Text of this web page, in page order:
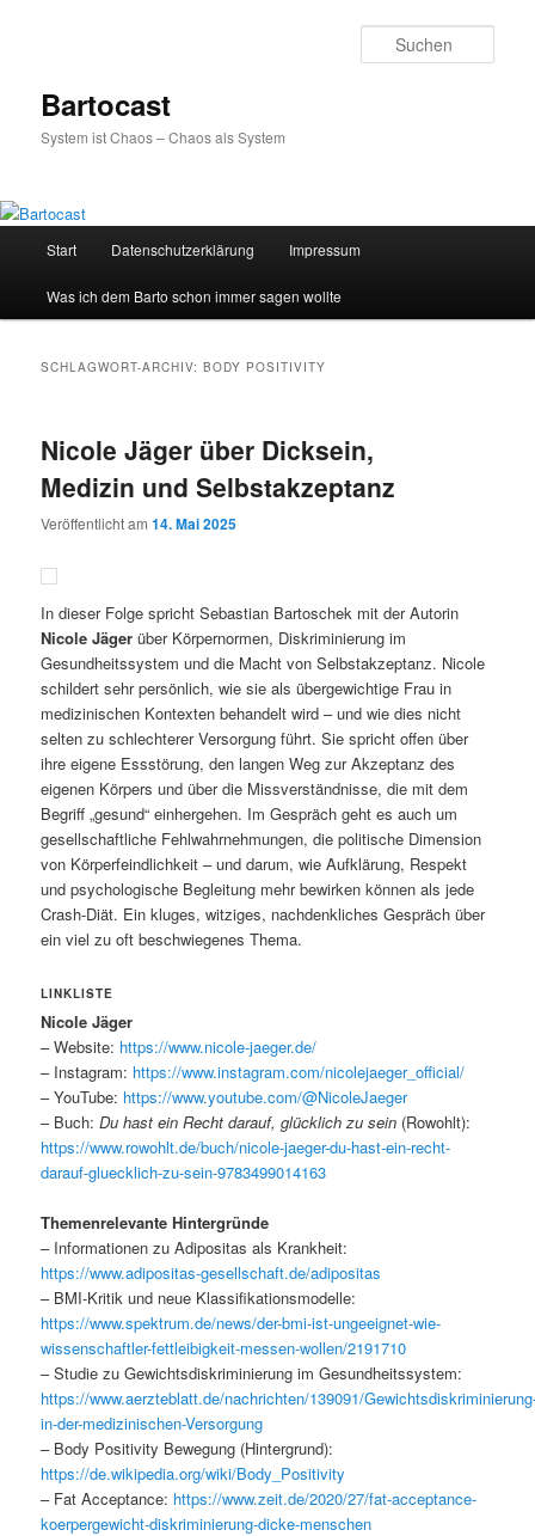
Bartocast
System ist Chaos – Chaos als System
Start Datenschutzerklärung Impressum
Was ich dem Barto schon immer sagen wollte
SCHLAGWORT-ARCHIV:BODY POSITIVITY
Nicole Jäger über Dicksein,
Medizin und Selbstakzeptanz
Veröffentlicht am14. Mai 2025
In dieser Folge spricht Sebastian Bartoschek mit der Autorin
Nicole Jäger über Körpernormen, Diskriminierung im
Gesundheitssystem und die Macht von Selbstakzeptanz. Nicole
schildert sehr persönlich, wie sie als übergewichtige Frau in
medizinischen Kontexten behandelt wird – und wie dies nicht
selten zu schlechterer Versorgung führt. Sie spricht offen über
ihre eigene Essstörung, den langen Weg zur Akzeptanz des
eigenen Körpers und über die Missverständnisse, die mit dem
Begriff „gesund“ einhergehen. Im Gespräch geht es auch um
gesellschaftliche Fehlwahrnehmungen, die politische Dimension
von Körperfeindlichkeit – und darum, wie Aufklärung, Respekt
und psychologische Begleitung mehr bewirken können als jede
Crash-Diät. Ein kluges, witziges, nachdenkliches Gespräch über
ein viel zu oft beschwiegenes Thema.
LINKLISTE
Nicole Jäger
– Website: https://www.nicole-jaeger.de/
– Instagram: https://www.instagram.com/nicolejaeger_official/
– YouTube: https://www.youtube.com/@NicoleJaeger
– Buch:Du hast ein Recht darauf, glücklich zu sein (Rowohlt):
https://www.rowohlt.de/buch/nicole-jaeger-du-hast-ein-recht-
darauf-gluecklich-zu-sein-9783499014163
Themenrelevante Hintergründe
– Informationen zu Adipositas als Krankheit:
https://www.adipositas-gesellschaft.de/adipositas
– BMI-Kritik und neue Klassifikationsmodelle:
https://www.spektrum.de/news/der-bmi-ist-ungeeignet-wie-
wissenschaftler-fettleibigkeit-messen-wollen/2191710
– Studie zu Gewichtsdiskriminierung im Gesundheitssystem:
https://www.aerzteblatt.de/nachrichten/139091/
in-der-medizinischen-Versorgung
– Body Positivity Bewegung (Hintergrund):
https://de.wikipedia.org/wiki/Body_Positivity
– Fat Acceptance: https://www.zeit.de/2020/27/fat-acceptance-
koerpergewicht-diskriminierung-dicke-menschen